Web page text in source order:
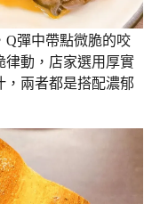
Q彈中帶點微脆的咬
律動，店家選用厚實
，兩者都是搭配濃郁